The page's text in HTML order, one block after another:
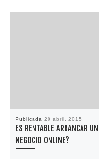
Publicada 20 abril, 2015
ES RENTABLE ARRANCAR UN
NEGOCIO ONLINE?